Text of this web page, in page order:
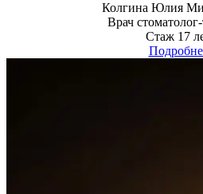
Колгина Юлия
Врач
Стаж 17